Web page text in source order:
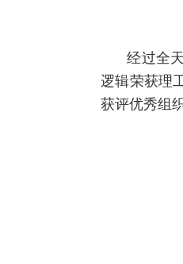
经过全
逻辑荣获理
获评优秀组